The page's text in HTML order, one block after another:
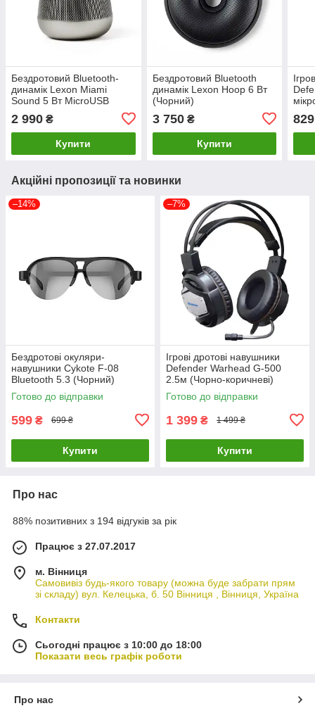
Бездротовий Bluetooth-
динамік Lexon Miami
Sound 5 Вт MicroUSB
2 990 ₴
Купити
Бездротовий Bluetooth
динамік Lexon Hoop 6 Вт
(Чорний)
3 750₴
Купити
829
Акційні пропозиції та новинки
–14%
Бездротові окуляри-
навушники Cykote F-08
Bluetooth 5.3 (Чорний)
Готово до відправки
599 ₴ 699 ₴
Купити
–7%
Ігрові дротові навушники
Defender Warhead G-500
2.5м (Чорно-коричневі)
Готово до відправки
1 399 ₴ 1 499 ₴
Купити
Про нас
88% позитивних з 194 відгуків за рік
Працює з 27.07.2017
м. Вінниця
Самовивіз будь-якого товару (можна буде забрати прям
зі складу) вул. Келецька, б. 50 Вінниця , Вінниця, Україна
Контакти
Сьогодні працює з 10:00 до 18:00
Показати весь графік роботи
Про нас